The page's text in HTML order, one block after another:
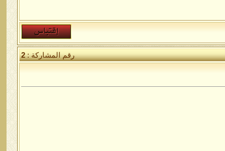
رقم المشاركة :2